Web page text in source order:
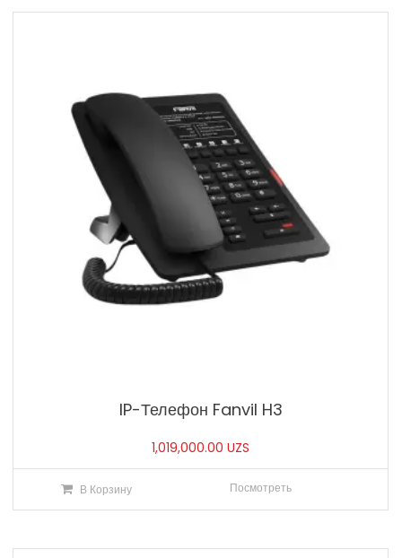
IP-Телефон Fanvil H3
1,019,000.00UZS
В Корзину Посмотреть